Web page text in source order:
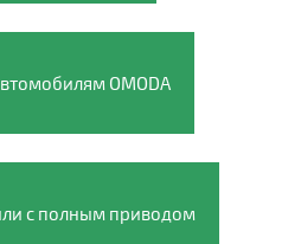
OMODA
с полным приводом